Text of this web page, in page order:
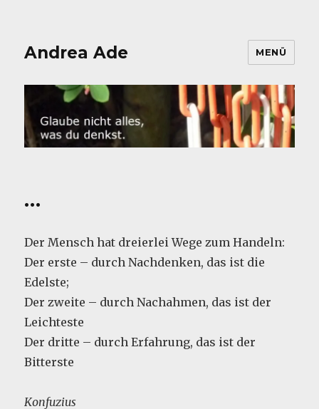
Andrea Ade MENÜ
…
Der Mensch hat dreierlei Wege zum Handeln:
Der erste – durch Nachdenken, das ist die
Edelste;
Der zweite – durch Nachahmen, das ist der
Leichteste
Der dritte – durch Erfahrung, das ist der
Bitterste
Konfuzius